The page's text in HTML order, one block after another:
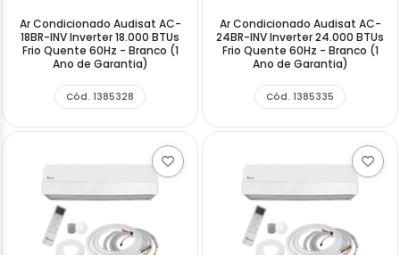
Ar Condicionado Audisat AC-
18BR-INV Inverter 18.000 BTUs
Frio Quente 60Hz - Branco (1
Ano de Garantia)
Cód. 1385328
Ar Condicionado Audisat AC-
24BR-INV Inverter 24.000 BTUs
Frio Quente 60Hz - Branco (1
Ano de Garantia)
Cód. 1385335